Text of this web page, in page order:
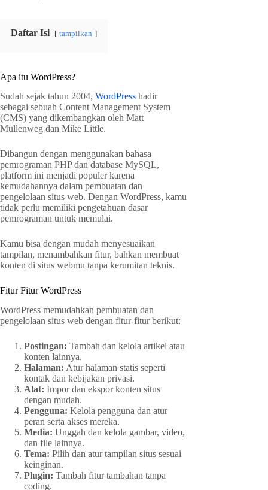
Daftar Isi tampilkan
Apa itu WordPress?
Sudah sejak tahun 2004, WordPress hadir
sebagai sebuah Content Management System
(CMS) yang dikembangkan oleh Matt
Mullenweg dan Mike Little.
Dibangun dengan menggunakan bahasa
pemrograman PHP dan database MySQL,
platform ini menjadi populer karena
kemudahannya dalam pembuatan dan
pengelolaan situs web. Dengan WordPress, kamu
tidak perlu memiliki pengetahuan dasar
pemrograman untuk memulai.
Kamu bisa dengan mudah menyesuaikan
tampilan, menambahkan fitur, bahkan membuat
konten di situs webmu tanpa kerumitan teknis.
Fitur Fitur WordPress
WordPress memudahkan pembuatan dan
pengelolaan situs web dengan fitur-fitur berikut:
Postingan: Tambah dan kelola artikel atau
konten lainnya.
Halaman: Atur halaman statis seperti
kontak dan kebijakan privasi.
Alat: Impor dan ekspor konten situs
dengan mudah.
Pengguna: Kelola pengguna dan atur
peran serta akses mereka.
Media: Unggah dan kelola gambar, video,
dan file lainnya.
Tema: Pilih dan atur tampilan situs sesuai
keinginan.
Plugin: Tambah fitur tambahan tanpa
coding.